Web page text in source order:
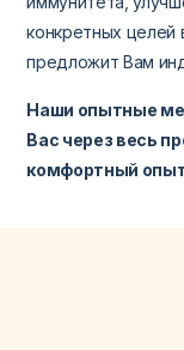
конкретных целей
предложит Вам
Наши опытные
Вас через весь
комфортный